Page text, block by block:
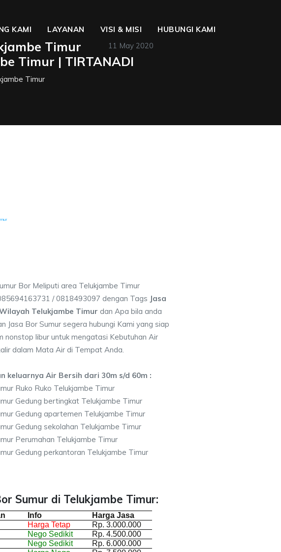
KAMI LAYANAN VISI & MISI
HUBUNGI KAMI
11 May 2020
Timur
Timur | TIRTANADI
Timur
Bor Meliputi area Telukjambe Timur
/ 0818493097 dengan Tags Jasa
Telukjambe Timur dan Apa bila anda
Jasa Bor Sumur segera hubungi Kami yang siap
nonstop libur untuk mengatasi Kebutuhan Air
dalam Mata Air di Tempat Anda.
keluarnya Air Bersih dari 30m s/d 60m :
Ruko Ruko Telukjambe Timur
Gedung bertingkat Telukjambe Timur
Gedung apartemen Telukjambe Timur
Gedung sekolahan Telukjambe Timur
Perumahan Telukjambe Timur
Gedung perkantoran Telukjambe Timur
Sumur di Telukjambe Timur:
Info
Harga Jasa
Harga Tetap
Rp. 3.000.000
Nego Sedikit
Rp. 4.500.000
Nego Sedikit
Rp. 6.000.000